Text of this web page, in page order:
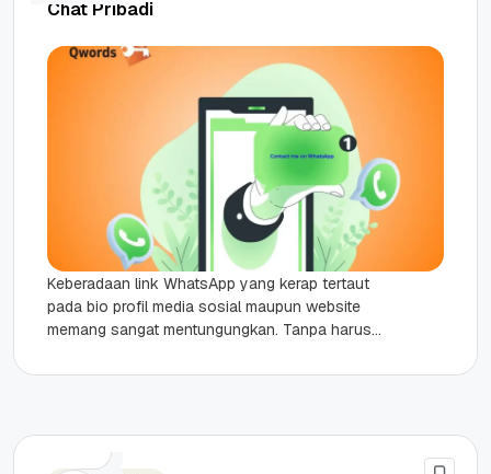
Chat Pribadi
Keberadaan link WhatsApp yang kerap tertaut
pada bio profil media sosial maupun website
memang sangat mentungungkan. Tanpa harus
hanya perlu...